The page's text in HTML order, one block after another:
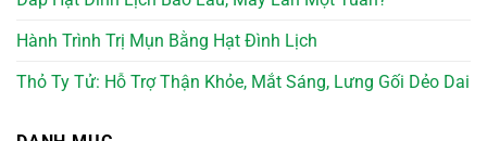
Hành Trình Trị Mụn Bằng Hạt Đình Lịch
Thỏ Ty Tử: Hỗ Trợ Thận Khỏe, Mắt Sáng, Lưng Gối Dẻo Dai